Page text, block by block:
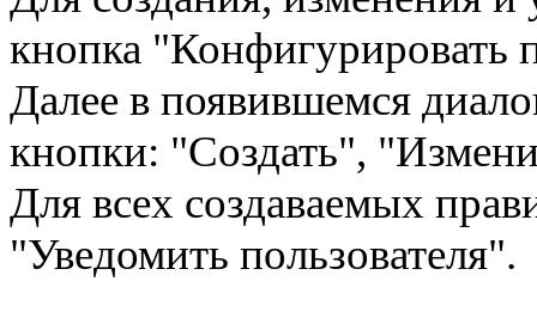
кнопка "Конфигурировать
Далее в появившемся
кнопки: "Создать",
Для всех создаваемых
"Уведомить пользователя".